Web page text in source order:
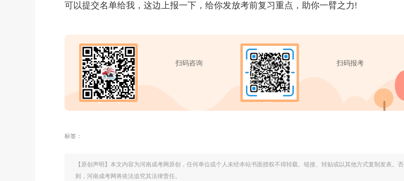
可以提交名单给我，这边上报一下，给你发放考前复习重点，助你一臂之力!
扫码咨询 扫码报考
标签：
【原创声明】本文内容为河南成考网原创，任何单位或个人未经本站书面授权不得转载、链接、转贴或以其他方式复制发表。否
则，河南成考网将依法追究其法律责任。